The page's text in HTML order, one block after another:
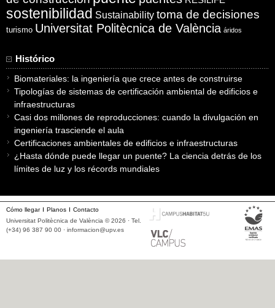
sostenibilidad Sustainability toma de decisiones
turismo Universitat Politècnica de València áridos
Histórico
Biomateriales: la ingeniería que crece antes de construirse
Tipologías de sistemas de certificación ambiental de edificios e
infraestructuras
Casi dos millones de reproducciones: cuando la divulgación en
ingeniería trasciende el aula
Certificaciones ambientales de edificios e infraestructuras
¿Hasta dónde puede llegar un puente? La ciencia detrás de los
límites de luz y los récords mundiales
Cómo llegar Planos
Contacto
Universitat Politècnica de València © 2026 · Tel.
(+34) 96 387 90 00 · informacion@upv.es